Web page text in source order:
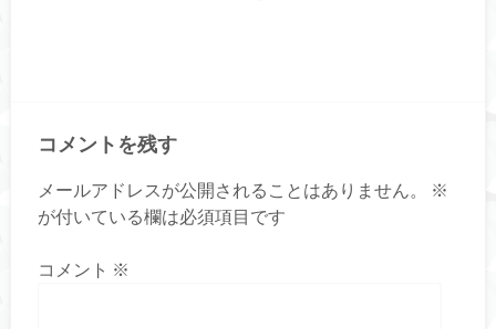
コメントを残す
メールアドレスが公開されることはありません。
※
が付いている欄は必須項目です
コメント ※